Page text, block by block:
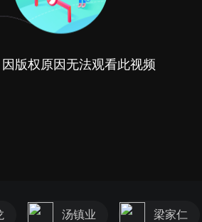
版权原因无法观看此视频
汤镇业 梁家仁